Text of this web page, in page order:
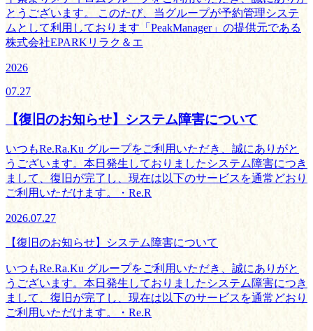
とうございます。 このたび、当グループが予約管理システ
ムとして利用しております「PeakManager」の提供元である
株式会社EPARKリラク＆エ
2026
07.27
【復旧のお知らせ】システム障害について
いつもRe.Ra.Ku グループをご利用いただき、誠にありがと
うございます。本日発生しておりましたシステム障害につき
まして、復旧が完了し、現在は以下のサービスを通常どおり
ご利用いただけます。・Re.R
2026.07.27
【復旧のお知らせ】システム障害について
いつもRe.Ra.Ku グループをご利用いただき、誠にありがと
うございます。本日発生しておりましたシステム障害につき
まして、復旧が完了し、現在は以下のサービスを通常どおり
ご利用いただけます。・Re.R